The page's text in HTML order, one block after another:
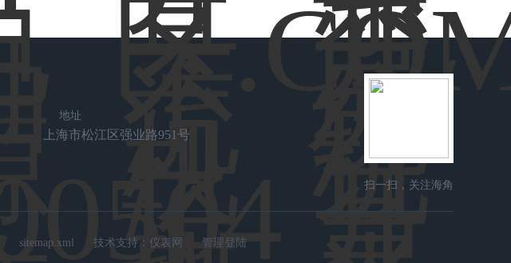
地址
上海市松江区强业路951号
扫一扫，关注海角
sitemap.xml 技术支持： 仪表网 管理登陆